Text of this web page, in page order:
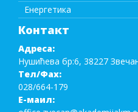
Енергетика
Контакт
Адреса:
Нушићева бр:6, 38227
Тел/Фаx:
028/664-179
Е-маил: